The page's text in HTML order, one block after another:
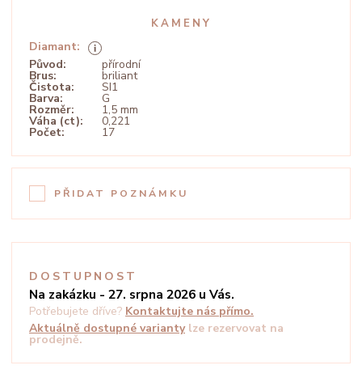
KAMENY
Diamant:
Původ:
přírodní
Brus: briliant
Čistota: SI1
Barva: G
Rozměr: 1,5 mm
Váha (ct): 0,221
Počet: 17
PŘIDAT POZNÁMKU
DOSTUPNOST
Na zakázku - 27. srpna 2026 u Vás.
Potřebujete dříve? Kontaktujte nás přímo.
Aktuálně dostupné varianty lze rezervovat na
prodejně.